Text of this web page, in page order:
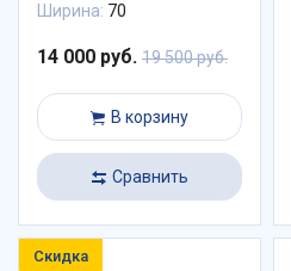
Ширина: 70
14 000 руб. 19 500 руб.
В корзину
Сравнить
Скидка